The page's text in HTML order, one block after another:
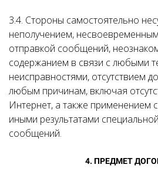
3.4. Стороны самостоятельно
неполучением,
отправкой сообщений,
содержанием в связи с любыми
неисправностями, отсутствием
любым причинам, включая
Интернет, а также применением
иными результатами
сообщений.
4. ПРЕДМЕТ